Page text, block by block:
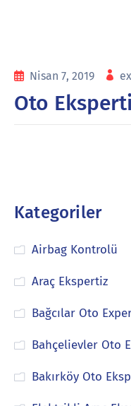
Nisan 7, 2019
Oto
Kategoriler
Airbag Kontrolü
Araç Ekspertiz
Bağcılar Oto
Bahçelievler Oto
Bakırköy Oto